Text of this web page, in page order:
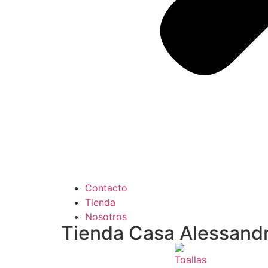
Contacto
Tienda
Nosotros
Tienda Casa